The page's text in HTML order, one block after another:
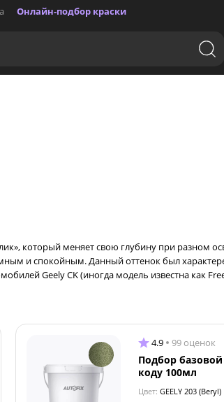
Онлайн-подбор краски
который меняет свою глубину при разном
и спокойным. Данный оттенок был
Geely CK (иногда модель известна как
4.9 99 оценок
Подбор базовой
коду 100мл
Цвет: GEELY 203 (Beryl)